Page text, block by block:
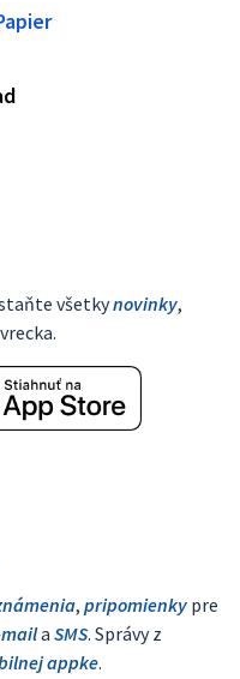
všetkynovinky,
, pripomienky pre
a SMS. Správy z
appke.